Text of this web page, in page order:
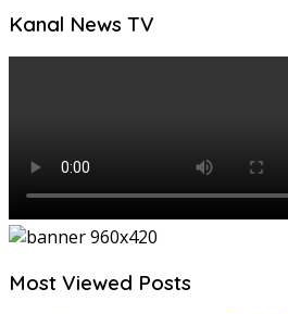
Kanal News TV
Most Viewed Posts